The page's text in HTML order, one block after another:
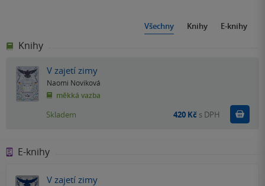
Všechny Knihy E-knihy
Knihy
V zajetí zimy
Naomi Noviková
měkká vazba
Skladem 420 Kč s DPH
E-knihy
V zajetí zimy